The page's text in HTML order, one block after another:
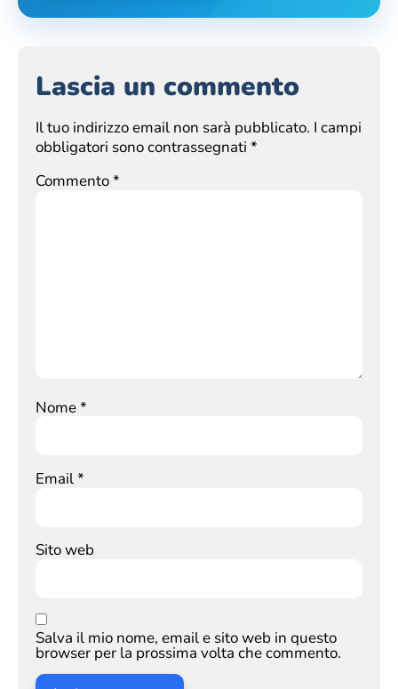
Lascia un commento
Il tuo indirizzo email non sarà pubblicato. I campi
obbligatori sono contrassegnati *
Commento*
Nome*
Email*
Sito web
Salva il mio nome, email e sito web in questo
browser per la prossima volta che commento.